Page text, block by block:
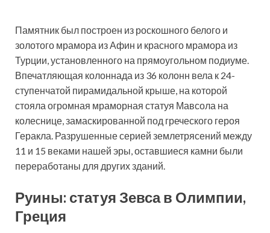
Памятник был построен из роскошного белого и
золотого мрамора из Афин и красного мрамора из
Турции, установленного на прямоугольном подиуме.
Впечатляющая колоннада из 36 колонн вела к 24-
ступенчатой ​​пирамидальной крыше, на которой
стояла огромная мраморная статуя Мавсола на
колеснице, замаскированной под греческого героя
Геракла. Разрушенные серией землетрясений между
11 и 15 веками нашей эры, оставшиеся камни были
переработаны для других зданий.
Руины: статуя Зевса в Олимпии,
Греция